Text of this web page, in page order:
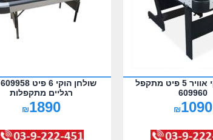
שולחן הוקי אוויר 5 פיט מתקפל
609960
₪1090
רגליים מתקפלות
₪1890